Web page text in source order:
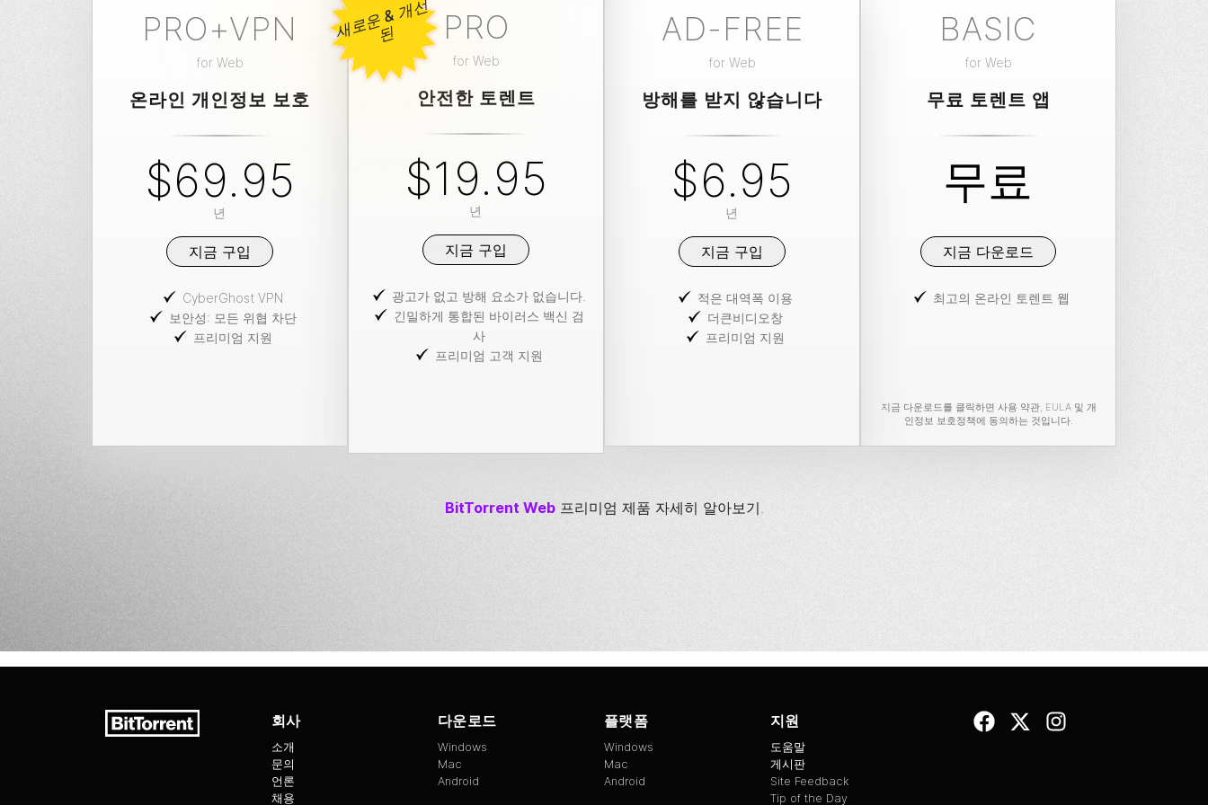
PRO+VPN
for Web
온라인 개인정보 보호
$69.95
년
지금 구입
CyberGhost VPN
보안성: 모든 위협 차단
프리미엄 지원
새
로
운
&
개
선
된 PRO
for Web
안전한 토렌트
$19.95
년
지금 구입
광고가 없고 방해 요소가 없습니다.
긴밀하게 통합된 바이러스 백신 검
사
프리미엄 고객 지원
AD-FREE
for Web
방해를 받지 않습니다
$6.95
년
지금 구입
적은 대역폭 이용
더큰비디오창
프리미엄 지원
BASIC
for Web
무료 토렌트 앱
무료
지금 다운로드
최고의 온라인 토렌트 웹
지금 다운로드를 클릭하면 사용 약관, EULA및 개
인정보 보호정책에 동의하는 것입니다.
BitTorrent Web 프리미엄 제품 자세히 알아보기.
회사
소개
문의
언론
채용
다운로드
Windows
Mac
Android
플랫폼
Windows
Mac
Android
지원
도움말
게시판
Site Feedback
Tip of the Day